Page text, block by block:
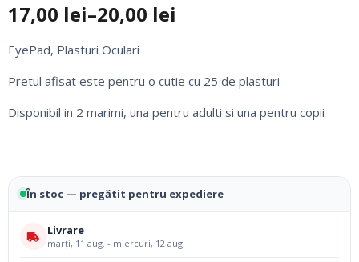
17,00 lei–20,00 lei
Interval
de
prețuri:
17,00 lei
la
EyePad, Plasturi Oculari
Pretul afisat este pentru o cutie cu 25 de plasturi
Disponibil in 2 marimi, una pentru adulti si una pentru copii
În stoc — pregătit pentru expediere
Livrare
marți, 11 aug. - miercuri, 12 aug.